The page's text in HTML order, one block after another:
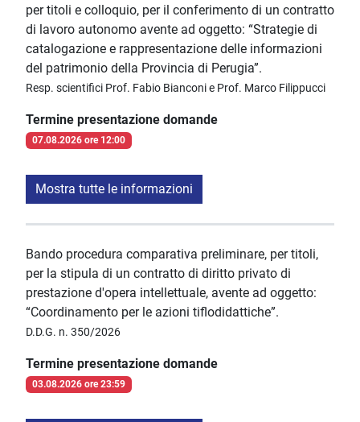
per titoli e colloquio, per il conferimento di un contratto
di lavoro autonomo avente ad oggetto: “Strategie di
catalogazione e rappresentazione delle informazioni
del patrimonio della Provincia di Perugia”.
Resp. scientifici Prof. Fabio Bianconi e Prof. Marco Filippucci
Termine presentazione domande
07.08.2026 ore 12:00
Mostra tutte le informazioni
Bando procedura comparativa preliminare, per titoli,
per la stipula di un contratto di diritto privato di
prestazione d'opera intellettuale, avente ad oggetto:
“Coordinamento per le azioni tiflodidattiche”.
D.D.G. n. 350/2026
Termine presentazione domande
03.08.2026 ore 23:59